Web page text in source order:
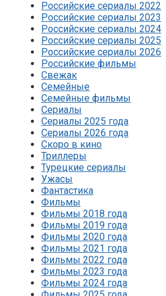
Российские сериалы 2022
Российские сериалы 2023
Российские сериалы 2024
Российские сериалы 2025
Российские сериалы 2026
Российские фильмы
Свежак
Семейные
Семейные фильмы
Сериалы
Сериалы 2025 года
Сериалы 2026 года
Скоро в кино
Триллеры
Турецкие сериалы
Ужасы
Фантастика
Фильмы
Фильмы 2018 года
Фильмы 2019 года
Фильмы 2020 года
Фильмы 2021 года
Фильмы 2022 года
Фильмы 2023 года
Фильмы 2024 года